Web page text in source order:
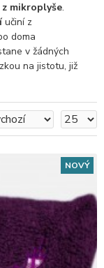
mikroplyše.
učiní z
doma
v žádných
na jistotu, již
NOVÝ